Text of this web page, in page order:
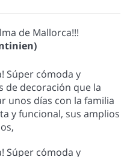
de Mallorca!!!
Súper cómoda y
de decoración que la
unos días con la familia
y funcional, sus amplios
Súper cómoda y